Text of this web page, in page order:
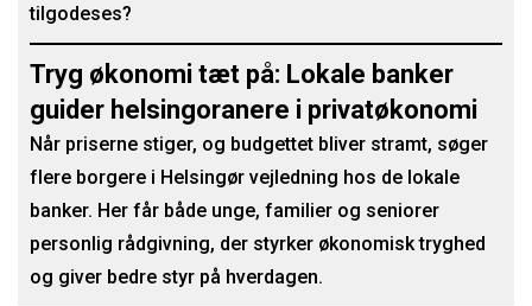
tilgodeses?
Tryg økonomi tæt på: Lokale banker
guider helsingoranere i privatøkonomi
Når priserne stiger, og budgettet bliver stramt, søger
flere borgere i Helsingør vejledning hos de lokale
banker. Her får både unge, familier og seniorer
personlig rådgivning, der styrker økonomisk tryghed
og giver bedre styr på hverdagen.